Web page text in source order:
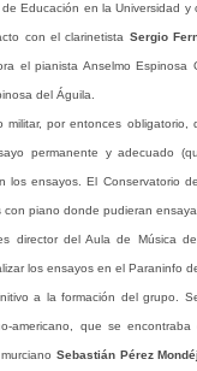
Educación en la Universidad
con el clarinetista Sergio
el pianista Anselmo
del Águila.
por entonces obligatorio,
permanente y adecuado
los ensayos. El Conservatorio
piano donde pudieran
director del Aula de Música
los ensayos en el Paraninfo
a la formación del grupo.
americano, que se
Sebastián Pérez